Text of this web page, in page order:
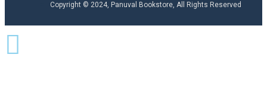
Copyright © 2024, Panuval Bookstore, All Rights Reserved